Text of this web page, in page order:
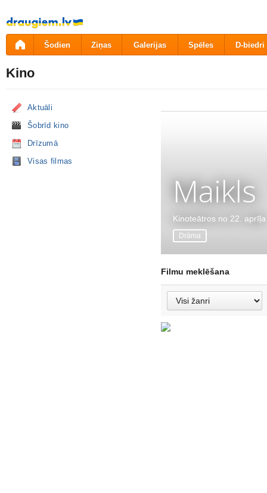
Pāriet
uz
saturu
Šodien Ziņas Galerijas Spēles D-biedri
Kino
Aktuāli
Šobrīd kino
Drīzumā
Visas filmas
Maikls
Kinoteātros no 22. aprīļa
Drāma
Filmu meklēšana